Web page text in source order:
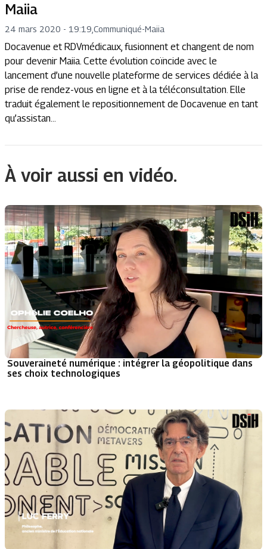
Maiia
24 mars 2020 - 19:19 Communiqué-Maiia
Docavenue et RDVmédicaux, fusionnent et changent de nom
pour devenir Maiia. Cette évolution coïncide avec le
lancement d’une nouvelle plateforme de services dédiée à la
prise de rendez-vous en ligne et à la téléconsultation. Elle
traduit également le repositionnement de Docavenue en tant
qu’assistan...
À voir aussi en vidéo.
Souveraineté numérique : intégrer la géopolitique dans
ses choix technologiques